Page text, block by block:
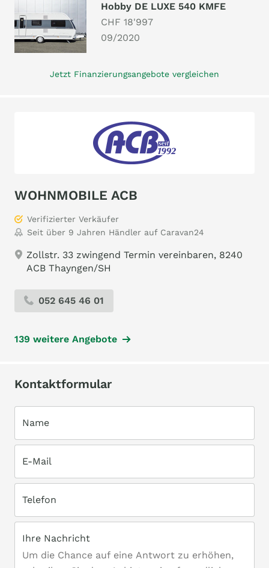
Hobby DE LUXE 540 KMFE
CHF 18'997
09/2020
Jetzt Finanzierungsangebote vergleichen
WOHNMOBILE ACB
Verifizierter Verkäufer
Seit über 9 Jahren Händler auf Caravan24
Zollstr. 33 zwingend Termin vereinbaren, 8240
ACB Thayngen/SH
052 645 46 01
139 weitere Angebote
Kontaktformular
Name
E-Mail
Telefon
Ihre Nachricht